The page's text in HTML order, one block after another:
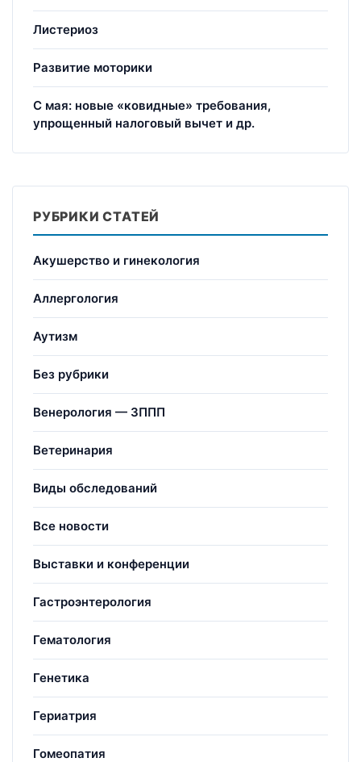
Листериоз
Развитие моторики
С мая: новые «ковидные» требования,
упрощенный налоговый вычет и др.
РУБРИКИ СТАТЕЙ
Акушерство и гинекология
Аллергология
Аутизм
Без рубрики
Венерология — ЗППП
Ветеринария
Виды обследований
Все новости
Выставки и конференции
Гастроэнтерология
Гематология
Генетика
Гериатрия
Гомеопатия